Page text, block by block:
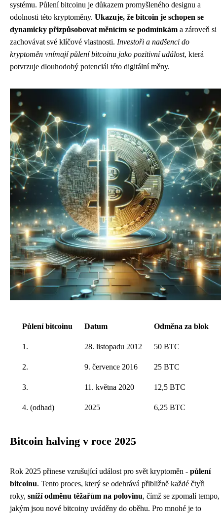
systému. Půlení bitcoinu je důkazem promyšleného designu a
odolnosti této kryptoměny. Ukazuje, že bitcoin je schopen se
dynamicky přizpůsobovat měnícím se podmínkám a zároveň si
zachovávat své klíčové vlastnosti. Investoři a nadšenci do
kryptoměn vnímají půlení bitcoinu jako pozitivní událost, která
potvrzuje dlouhodobý potenciál této digitální měny.
Půlení bitcoinu Datum Odměna za blok
1. 28. listopadu 2012 50 BTC
2. 9. července 2016 25 BTC
3. 11. května 2020 12,5 BTC
4. (odhad) 2025 6,25 BTC
Bitcoin halving v roce 2025
Rok 2025 přinese vzrušující událost pro svět kryptoměn - půlení
bitcoinu. Tento proces, který se odehrává přibližně každé čtyři
roky, sníží odměnu těžařům na polovinu, čímž se zpomalí tempo,
jakým jsou nové bitcoiny uváděny do oběhu. Pro mnohé je to